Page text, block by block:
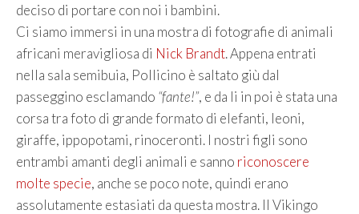
deciso di portare con noi i bambini.
Ci siamo immersi in una mostra di fotografie di animali
africani meravigliosa di Nick Brandt. Appena entrati
nella sala semibuia, Pollicino è saltato giù dal
passeggino esclamando “fante!”, e da li in poi è stata una
corsa tra foto di grande formato di elefanti, leoni,
giraffe, ippopotami, rinoceronti. I nostri figli sono
entrambi amanti degli animali e sanno riconoscere
molte specie, anche se poco note, quindi erano
assolutamente estasiati da questa mostra. Il Vikingo